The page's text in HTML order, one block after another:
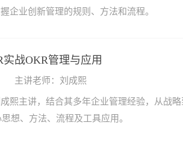
企业创新管理的规则、方法和流程。
战OKR管理与应用
主讲老师：刘成熙
熙主讲，结合其多年企业管理经验，从战
想、方法、流程及工具应用。